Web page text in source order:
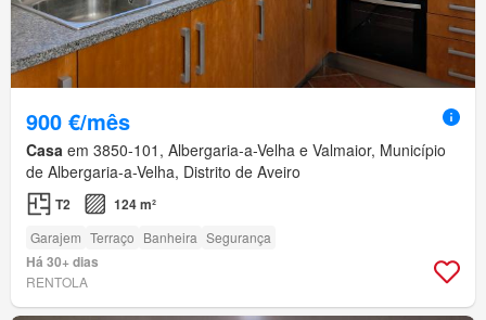
900 €/mês
Casa em 3850-101, Albergaria-a-Velha e Valmaior, Município
de Albergaria-a-Velha, Distrito de Aveiro
T2 124 m²
Garajem Terraço Banheira Segurança
Há 30+ dias
RENTOLA